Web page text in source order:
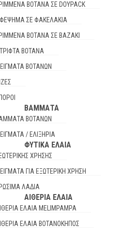
ΒΌΤΑΝΑ ΣΕ DOYPACK
ΣΕ ΦΑΚΕΛΆΚΙΑ
ΒΌΤΑΝΑ ΣΕ ΒΑΖΆΚΙ
ΒΌΤΑΝΑ
ΒΟΤΆΝΩΝ
ΒΆΜΜΑΤΑ
ΒΟΤΆΝΩΝ
/ ΕΛΙΞΉΡΙΑ
ΦΥΤΙΚΆ ΈΛΑΙΑ
ΧΡΉΣΗΣ
ΓΙΑ ΕΞΩΤΕΡΙΚΉ ΧΡΉΣΗ
ΛΆΔΙΑ
ΑΙΘΈΡΙΑ ΈΛΑΙΑ
ΈΛΑΙΑ MELIMPAMPA
ΈΛΑΙΑ ΒΟΤΑΝΌΚΗΠΟΣ